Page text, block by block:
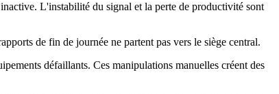
L'instabilité du signal et la perte de productivité sont
de fin de journée ne partent pas vers le siège central.
défaillants. Ces manipulations manuelles créent des